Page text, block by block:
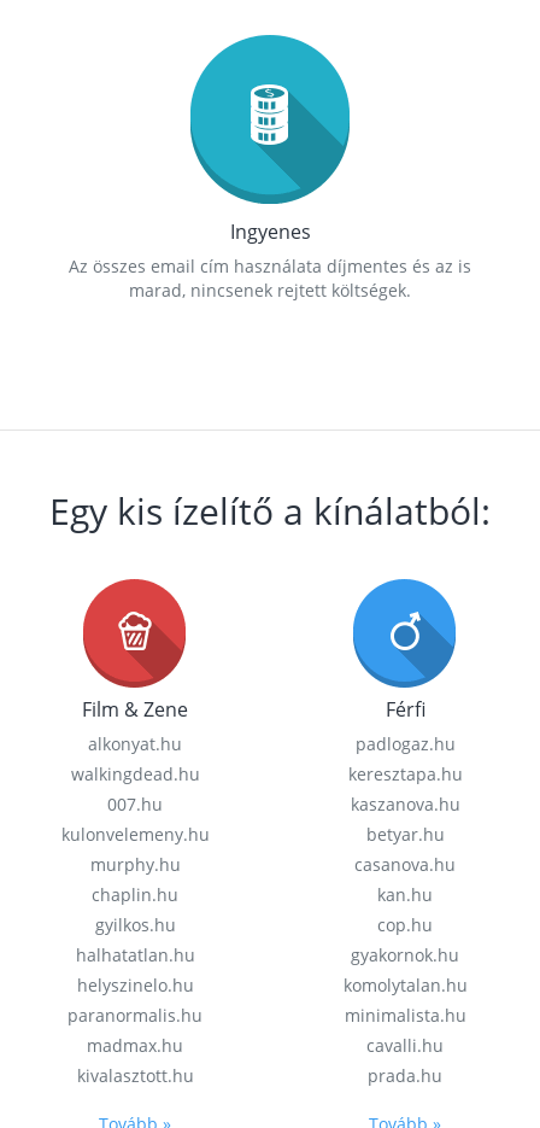
Ingyenes
Az összes email cím használata díjmentes és az is
marad, nincsenek rejtett költségek.
Egy kis ízelítő a kínálatból:
Film & Zene
alkonyat.hu
walkingdead.hu
007.hu
kulonvelemeny.hu
murphy.hu
chaplin.hu
gyilkos.hu
halhatatlan.hu
helyszinelo.hu
paranormalis.hu
madmax.hu
kivalasztott.hu
Férfi
padlogaz.hu
keresztapa.hu
kaszanova.hu
betyar.hu
casanova.hu
kan.hu
cop.hu
gyakornok.hu
komolytalan.hu
minimalista.hu
cavalli.hu
prada.hu